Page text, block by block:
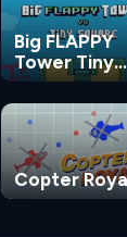
Big FLAPPY
Tower Tiny
Square
Copter